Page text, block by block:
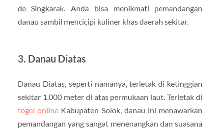
de Singkarak. Anda bisa menikmati pemandangan
danau sambil mencicipi kuliner khas daerah sekitar.
3. Danau Diatas
Danau Diatas, seperti namanya, terletak di ketinggian
sekitar 1.000 meter di atas permukaan laut. Terletak di
togel online Kabupaten Solok, danau ini menawarkan
pemandangan yang sangat menenangkan dan suasana